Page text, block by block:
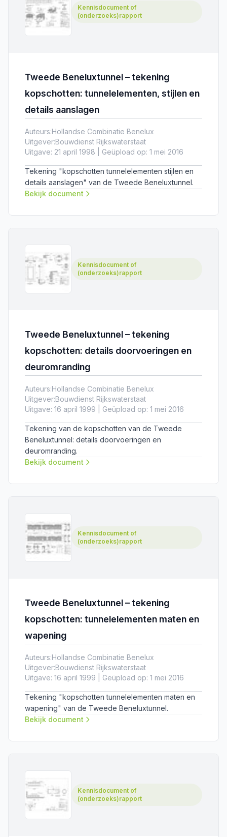
Kennisdocument of
(onderzoeks)rapport
Tweede Beneluxtunnel – tekening
kopschotten: tunnelelementen, stijlen en
details aanslagen
Auteurs:Hollandse Combinatie Benelux
Uitgever:Bouwdienst Rijkswaterstaat
Uitgave: 21 april 1998 | Geüpload op: 1 mei 2016
Tekening "kopschotten tunnelelementen stijlen en
details aanslagen" van de Tweede Beneluxtunnel.
Bekijk document
Kennisdocument of
(onderzoeks)rapport
Tweede Beneluxtunnel – tekening
kopschotten: details doorvoeringen en
deuromranding
Auteurs:Hollandse Combinatie Benelux
Uitgever:Bouwdienst Rijkswaterstaat
Uitgave: 16 april 1999 | Geüpload op: 1 mei 2016
Tekening van de kopschotten van de Tweede
Beneluxtunnel: details doorvoeringen en
deuromranding.
Bekijk document
Kennisdocument of
(onderzoeks)rapport
Tweede Beneluxtunnel – tekening
kopschotten: tunnelelementen maten en
wapening
Auteurs:Hollandse Combinatie Benelux
Uitgever:Bouwdienst Rijkswaterstaat
Uitgave: 16 april 1999 | Geüpload op: 1 mei 2016
Tekening "kopschotten tunnelelementen maten en
wapening" van de Tweede Beneluxtunnel.
Bekijk document
Kennisdocument of
(onderzoeks)rapport